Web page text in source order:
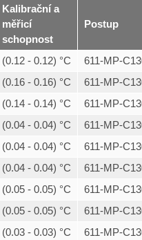
Kalibrační a
měřicí
schopnost
Postup
(0.12 - 0.12) °C
611-MP-
(0.16 - 0.16) °C
611-MP-
(0.14 - 0.14) °C
611-MP-
(0.04 - 0.04) °C
611-MP-
(0.04 - 0.04) °C
611-MP-
(0.04 - 0.04) °C
611-MP-
(0.05 - 0.05) °C
611-MP-
(0.05 - 0.05) °C
611-MP-
(0.03 - 0.03) °C
611-MP-